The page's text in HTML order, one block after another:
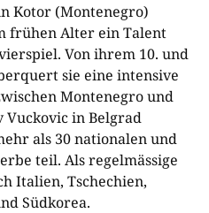
Kotor (Montenegro)
frühen Alter ein Talent
Von ihrem 10. und
sie eine intensive
Montenegro und
Vuckovic in Belgrad
als 30 nationalen und
teil. Als regelmässige
Italien, Tschechien,
Südkorea.